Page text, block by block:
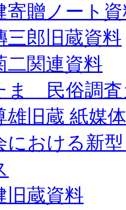
寄贈ノート
三郎旧蔵資料
二関連資料
ま 民俗調査
雄旧蔵 紙媒
における新
旧蔵資料